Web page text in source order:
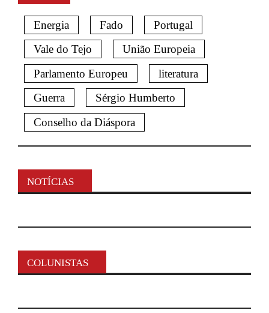
Energia Fado
Portugal
Vale do Tejo
União Europeia
Parlamento Europeu
literatura
Guerra
Sérgio Humberto
Conselho da Diáspora
NOTÍCIAS
COLUNISTAS